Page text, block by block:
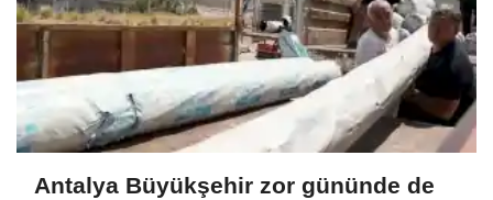
Antalya Büyükşehir zor gününde de